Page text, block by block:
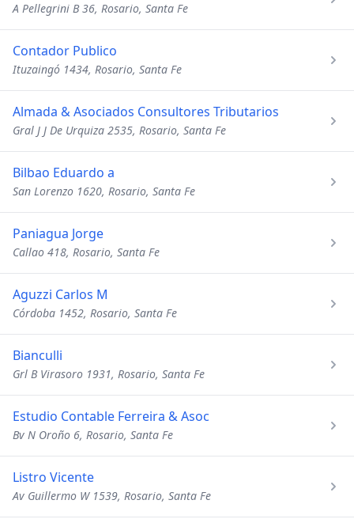
A Pellegrini B 36, Rosario, Santa Fe
Contador Publico
Ituzaingó 1434, Rosario, Santa Fe
Almada & Asociados Consultores Tributarios
Gral J J De Urquiza 2535, Rosario, Santa Fe
Bilbao Eduardo a
San Lorenzo 1620, Rosario, Santa Fe
Paniagua Jorge
Callao 418, Rosario, Santa Fe
Aguzzi Carlos M
Córdoba 1452, Rosario, Santa Fe
Bianculli
Grl B Virasoro 1931, Rosario, Santa Fe
Estudio Contable Ferreira & Asoc
Bv N Oroño 6, Rosario, Santa Fe
Listro Vicente
Av Guillermo W 1539, Rosario, Santa Fe